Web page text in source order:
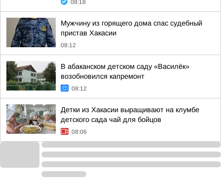
08:18
Мужчину из горящего дома спас судебный
пристав Хакасии
08:12
В абаканском детском саду «Василёк»
возобновился капремонт
08:12
Детки из Хакасии выращивают на клумбе
детского сада чай для бойцов
08:06